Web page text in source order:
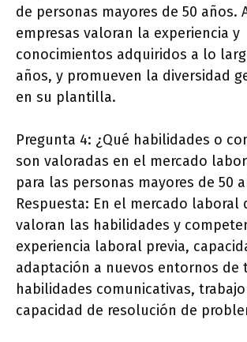
de personas mayores de 50 años.
empresas valoran la experiencia y
conocimientos adquiridos a lo
años, y promueven la diversidad
en su plantilla.
Pregunta 4: ¿Qué habilidades o
son valoradas en el mercado
para las personas mayores de 50
Respuesta: En el mercado laboral
valoran las habilidades y
experiencia laboral previa,
adaptación a nuevos entornos de
habilidades comunicativas,
capacidad de resolución de